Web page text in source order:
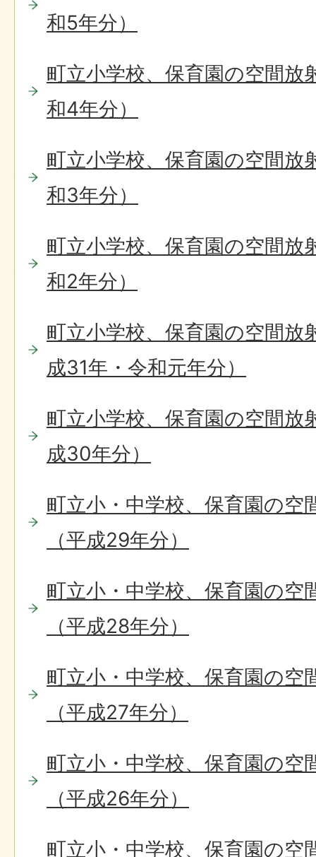
和5年分）
町立小学校、保育園の空間放
和4年分）
町立小学校、保育園の空間放
和3年分）
町立小学校、保育園の空間放
和2年分）
町立小学校、保育園の空間放
成31年・令和元年分）
町立小学校、保育園の空間放
成30年分）
町立小・中学校、保育園の空
（平成29年分）
町立小・中学校、保育園の空
（平成28年分）
町立小・中学校、保育園の空
（平成27年分）
町立小・中学校、保育園の空
（平成26年分）
町立小・中学校、保育園の空